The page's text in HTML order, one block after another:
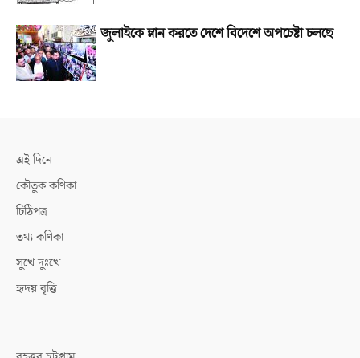
জুলাইকে ম্লান করতে দেশে বিদেশে অপচেষ্টা চলছে
এই দিনে
কৌতুক কণিকা
চিঠিপত্র
তথ্য কণিকা
সুখে দুঃখে
হৃদয় বৃত্তি